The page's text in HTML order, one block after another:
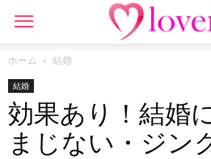
ホーム 結婚
結婚
効果あり！結婚
まじない・ジン